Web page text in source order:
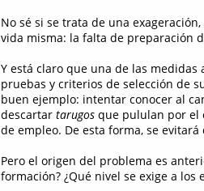
No sé si se trata de una
vida misma: la falta de preparación
Y está claro que una de las
pruebas y criterios de selección de
buen ejemplo: intentar conocer al
descartar tarugos que pululan por el
de empleo. De esta forma, se
Pero el origen del problema es
formación? ¿Qué nivel se exige a los